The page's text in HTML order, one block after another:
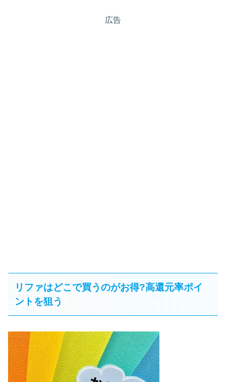
広告
リファはどこで買うのがお得?高還元率ポイ
ントを狙う